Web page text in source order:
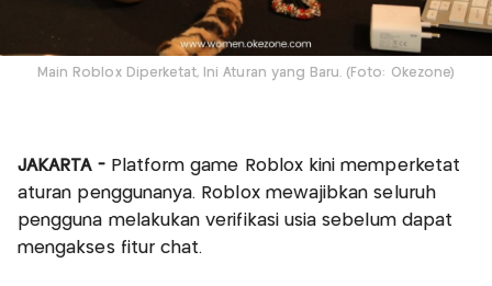
Main Roblox Diperketat, Ini Aturan yang Baru. (Foto: Okezone)
JAKARTA - Platform game Roblox kini memperketat
aturan penggunanya. Roblox mewajibkan seluruh
pengguna melakukan verifikasi usia sebelum dapat
mengakses fitur chat.